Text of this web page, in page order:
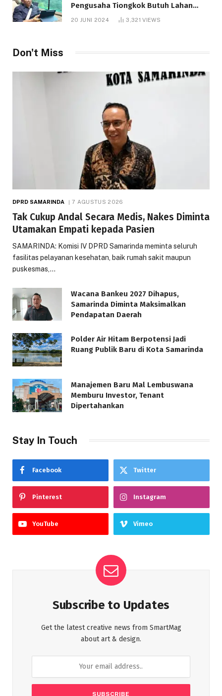
Pengusaha Tiongkok Butuh Lahan
1.000 Hektare
20 JUNI 2024 3,321VIEWS
Don't Miss
DPRD SAMARINDA 7 AGUSTUS 2026
Tak Cukup Andal Secara Medis, Nakes Diminta
Utamakan Empati kepada Pasien
SAMARINDA: Komisi IV DPRD Samarinda meminta seluruh
fasilitas pelayanan kesehatan, baik rumah sakit maupun
puskesmas,…
Wacana Bankeu 2027 Dihapus,
Samarinda Diminta Maksimalkan
Pendapatan Daerah
Polder Air Hitam Berpotensi Jadi
Ruang Publik Baru di Kota Samarinda
Manajemen Baru Mal Lembuswana
Memburu Investor, Tenant
Dipertahankan
Stay In Touch
Facebook Twitter
Pinterest Instagram
YouTube Vimeo
Subscribe to Updates
Get the latest creative news from SmartMag
about art & design.